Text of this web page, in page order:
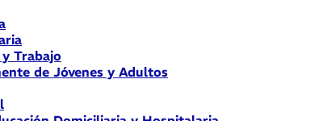
y Trabajo
de Jóvenes y Adultos